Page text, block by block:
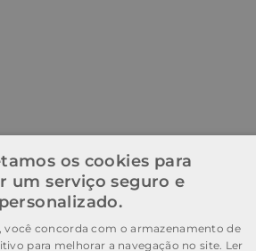
os cookies para
um serviço seguro e
personalizado.
você concorda com o armazenamento de
para melhorar a navegação no site. Ler